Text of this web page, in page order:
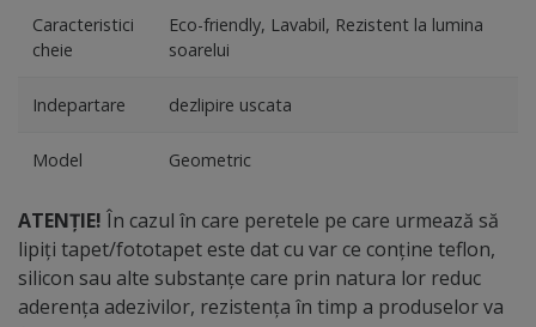
Caracteristici
cheie
Eco-friendly, Lavabil, Rezistent la lumina
soarelui
Indepartare dezlipire uscata
Model Geometric
ATENȚIE! În cazul în care peretele pe care urmează să
lipiți tapet/fototapet este dat cu var ce conține teflon,
silicon sau alte substanțe care prin natura lor reduc
aderența adezivilor, rezistența în timp a produselor va